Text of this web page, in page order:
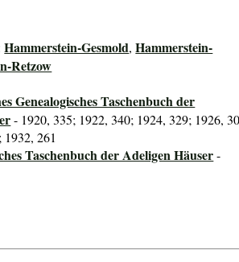
Hammerstein-Gesmold,Hammerstein-
Retzow
Genealogisches Taschenbuch der
- 1920, 335; 1922, 340; 1924, 329; 1926,
261
Taschenbuch der Adeligen Häuser-